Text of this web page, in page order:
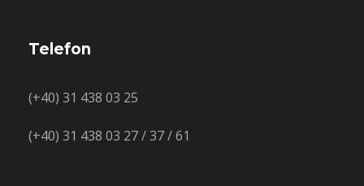
Telefon
(+40) 31 438 03 25
(+40) 31 438 03 27 / 37 / 61